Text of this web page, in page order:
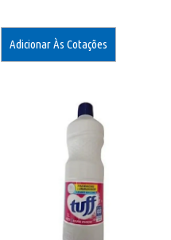
Adicionar Às Cotações